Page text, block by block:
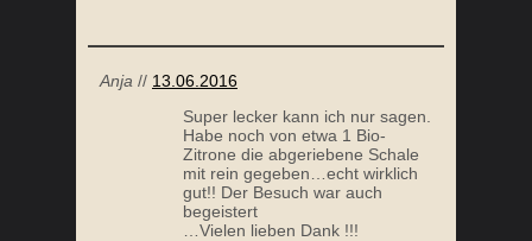
Anja // 13.06.2016
Super lecker kann ich nur sagen.
Habe noch von etwa 1 Bio-
Zitrone die abgeriebene Schale
mit rein gegeben…echt wirklich
gut!! Der Besuch war auch
begeistert
…Vielen lieben Dank !!!